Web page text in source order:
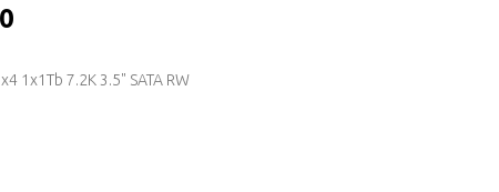
1x1Tb 7.2K 3.5" SATA RW